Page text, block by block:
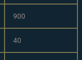
900
40